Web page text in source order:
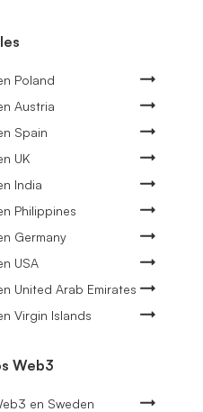
Poland
Austria
Spain
UK
India
Philippines
Germany
USA
United Arab Emirates
Virgin Islands
Web3
en Sweden